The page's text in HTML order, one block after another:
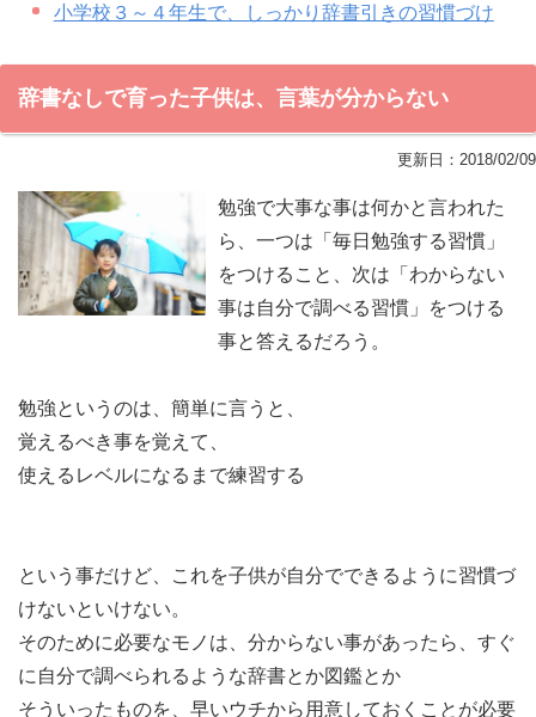
小学校３～４年生で、しっかり辞書引きの習慣づけ
辞書なしで育った子供は、言葉が分からない
更新日： 2018/02/09
勉強で大事な事は何かと言われた
ら、一つは「毎日勉強する習慣」
をつけること、次は「わからない
事は自分で調べる習慣」をつける
事と答えるだろう。
勉強というのは、簡単に言うと、
覚えるべき事を覚えて、
使えるレベルになるまで練習する
という事だけど、これを子供が自分でできるように習慣づ
けないといけない。
そのために必要なモノは、分からない事があったら、すぐ
に自分で調べられるような辞書とか図鑑とか
そういったものを、早いウチから用意しておくことが必要